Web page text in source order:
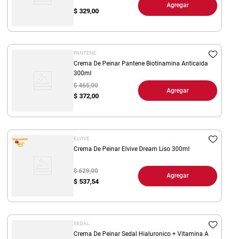
$ 329,00
Agregar
PANTENE
Crema De Peinar Pantene Biotinamina Anticaida
300ml
$ 372,00
$ 465,00
Agregar
ELVIVE
Crema De Peinar Elvive Dream Liso 300ml
$ 537,54
$ 629,00
Agregar
SEDAL
Crema De Peinar Sedal Hialuronico + Vitamina A